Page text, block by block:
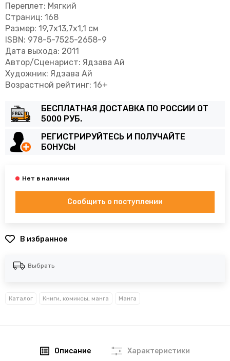
Переплет: Мягкий
Страниц: 168
Размер: 19,7x13,7x1,1 см
ISBN: 978-5-7525-2658-9
Дата выхода: 2011
Автор/Сценарист: Ядзава Ай
Художник: Ядзава Ай
Возрастной рейтинг: 16+
БЕСПЛАТНАЯ ДОСТАВКА ПО РОССИИ ОТ
5000 РУБ.
РЕГИСТРИРУЙТЕСЬ И ПОЛУЧАЙТЕ
БОНУСЫ
Сообщить о поступлении
В избранное
Выбрать
Каталог Книги, комиксы, манга Манга
Описание Характеристики